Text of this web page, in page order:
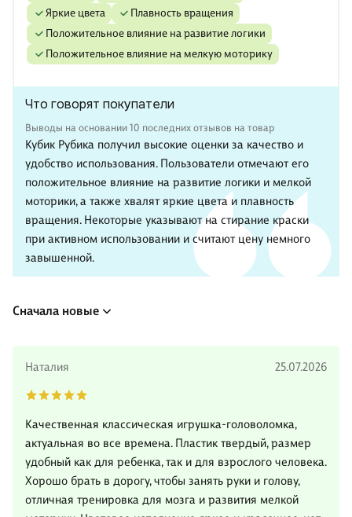
яркие цвета
плавность вращения
положительное влияние на развитие логики
положительное влияние на мелкую моторику
Что говорят покупатели
Выводы на основании 10 последних отзывов на товар
Кубик Рубика получил высокие оценки за качество и
удобство использования. Пользователи отмечают его
положительное влияние на развитие логики и мелкой
моторики, а также хвалят яркие цвета и плавность
вращения. Некоторые указывают на стирание краски
при активном использовании и считают цену немного
завышенной.
Сначала новые
Наталия 25.07.2026
Качественная классическая игрушка-головоломка,
актуальная во все времена. Пластик твердый, размер
удобный как для ребенка, так и для взрослого человека.
Хорошо брать в дорогу, чтобы занять руки и голову,
отличная тренировка для мозга и развития мелкой